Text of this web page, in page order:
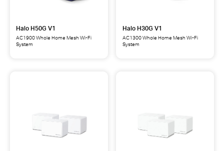
Halo H50G V1
AC1900 Whole Home Mesh Wi-Fi
System
Halo H30G V1
AC1300 Whole Home Mesh Wi-Fi
System